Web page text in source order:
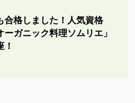
合格しました！人気資格
ーガニック料理ソムリエ」
！